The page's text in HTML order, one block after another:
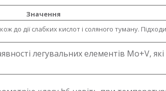
Значення
до дії слабких кислот і соляного туману.
легувальних елементів Mo+V,